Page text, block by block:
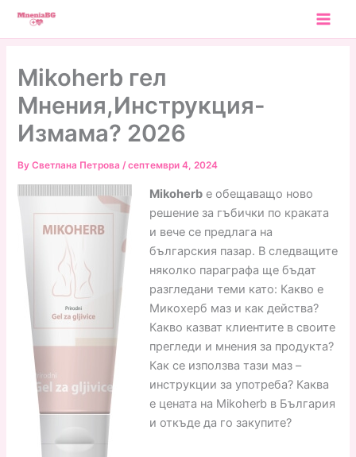
Skip
Mikoherb гел
Мнения,Инструкция-
Измама? 2026
ByСветлана Петрова/септември 4, 2024
Mikoherb е обещаващо ново
решение за гъбички по краката
и вече се предлага на
българския пазар. В следващите
няколко параграфа ще бъдат
разгледани теми като: Какво е
Микохерб маз и как действа?
Какво казват клиентите в своите
прегледи и мнения за продукта?
Как се използва тази маз –
инструкции за употреба? Каква
е цената на Mikoherb в България
и откъде да го закупите?